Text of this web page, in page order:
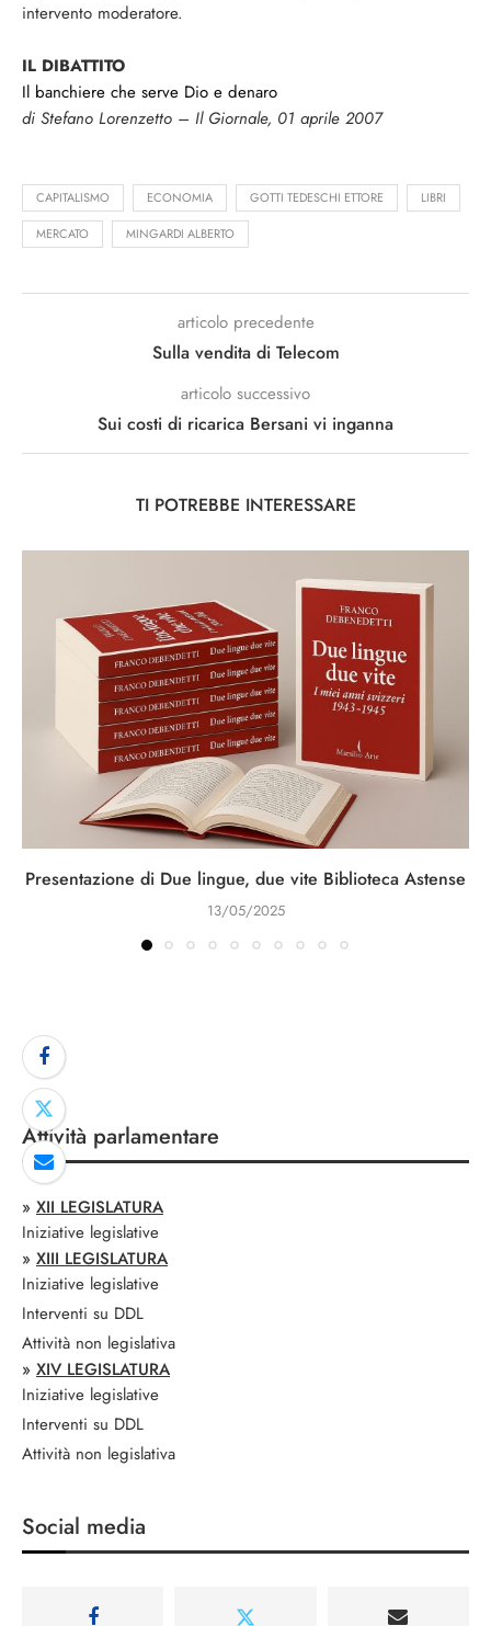
intervento moderatore.
IL DIBATTITO
Il banchiere che serve Dio e denaro
di Stefano Lorenzetto – Il Giornale, 01 aprile 2007
CAPITALISMO ECONOMIA GOTTI TEDESCHI ETTORE LIBRI
MERCATO MINGARDI ALBERTO
articolo precedente
Sulla vendita di Telecom
articolo successivo
Sui costi di ricarica Bersani vi inganna
TI POTREBBE INTERESSARE
Presentazione di Due lingue, due vite Biblioteca Astense
13/05/2025
Attività parlamentare
» XII LEGISLATURA
Iniziative legislative
» XIII LEGISLATURA
Iniziative legislative
Interventi su DDL
Attività non legislativa
» XIV LEGISLATURA
Iniziative legislative
Interventi su DDL
Attività non legislativa
Social media